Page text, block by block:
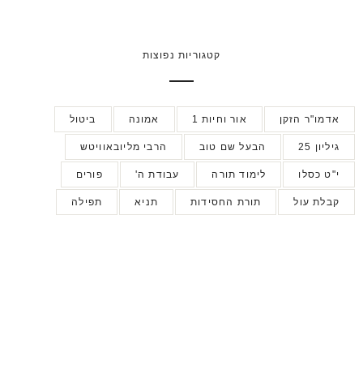
קטגוריות נפוצות
אדמו"ר הזקן אור וחיות 1 אמונה ביטול
גיליון 25 הבעל שם טוב הרבי מליובאוויטש
י"ט כסלו לימוד תורה עבודת ה' פורים
קבלת עול תורת החסידות תניא תפילה